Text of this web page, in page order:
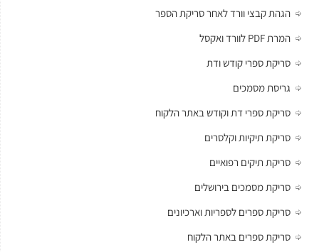
הגהת קבצי וורד לאחר סריקת הספר
המרת PDF לוורד ואקסל
סריקת ספרי קודש ודת
גריסת מסמכים
סריקת ספרי דת וקודש באתר הלקוח
סריקת תיקיות וקלסרים
סריקת תיקים רפואיים
סריקת מסמכים בירושלים
סריקת ספרים לספריות וארכיונים
סריקת ספרים באתר הלקוח